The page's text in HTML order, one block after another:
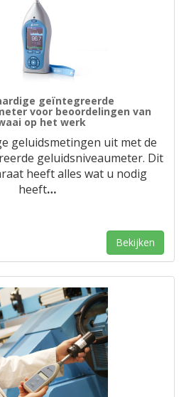
geïntegreerde
voor beoordelingen van
op het werk
geluidsmetingen uit met de
geluidsniveaumeter. Dit
heeft alles wat u nodig
heeft…
Bekijken